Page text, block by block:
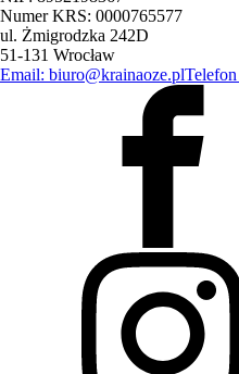
Numer KRS: 0000765577
ul. Żmigrodzka 242D
51-131 Wrocław
Email: biuro@krainaoze.pl